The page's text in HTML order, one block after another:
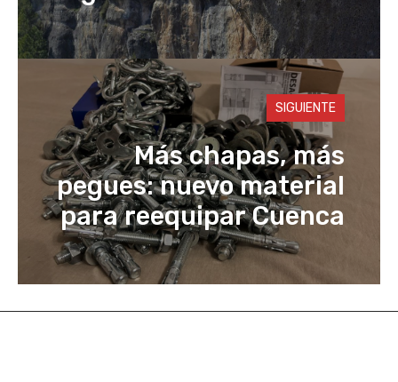
SIGUIENTE
Más chapas, más
pegues: nuevo material
para reequipar Cuenca